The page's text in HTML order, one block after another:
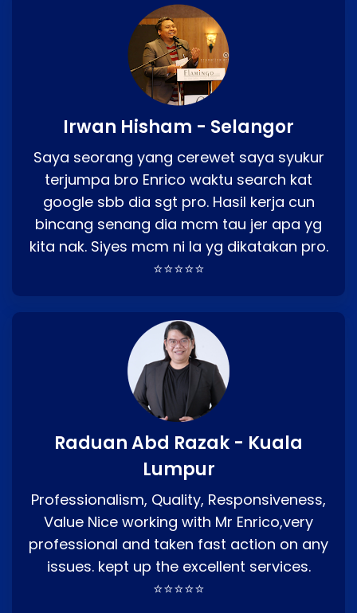
Irwan Hisham - Selangor
Saya seorang yang cerewet saya syukur
terjumpa bro Enrico waktu search kat
google sbb dia sgt pro. Hasil kerja cun
bincang senang dia mcm tau jer apa yg
kita nak. Siyes mcm ni la yg dikatakan pro.
⭐⭐⭐⭐⭐
Raduan Abd Razak - Kuala
Lumpur
Professionalism, Quality, Responsiveness,
Value Nice working with Mr Enrico,very
professional and taken fast action on any
issues. kept up the excellent services.
⭐⭐⭐⭐⭐